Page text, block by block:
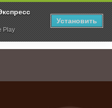
Play
Установить
X5 и «Курьер Сервис Экспресс»